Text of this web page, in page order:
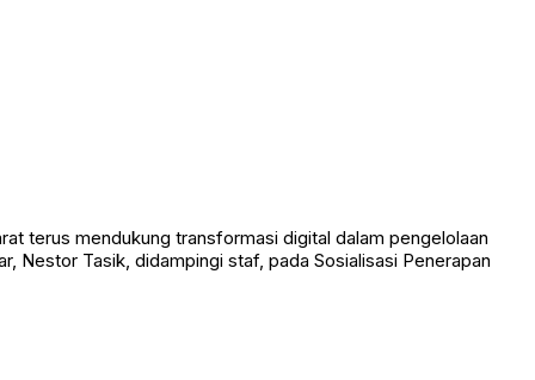
terus mendukung transformasi digital dalam pengelolaan
Nestor Tasik, didampingi staf, pada Sosialisasi Penerapan